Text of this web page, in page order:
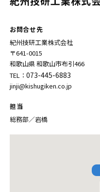
お問合せ先
紀州技研工業株式会社
〒641-0015
和歌山県 和歌山市布引466
TEL： 073-445-6883
jinji@kishugiken.co.jp
担当
総務部／岩橋